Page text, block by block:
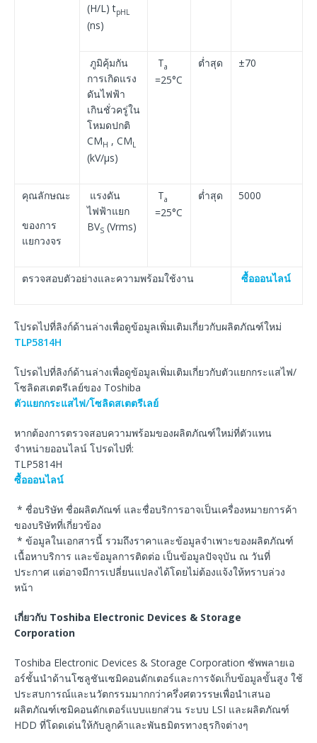
(H/L) tpHL
(ns)
ภูมิคุ้มกัน
การเกิดแรง
ดันไฟฟ้า
เกินชั่วครู่ใน
โหมดปกติ
CMH , CML
(kV/μs)
Ta
=25°C
ต่ำสุด ±70
คุณลักษณะ
ของการ
แยกวงจร
แรงดัน
ไฟฟ้าแยก
BVS (Vrms)
Ta
=25°C
ต่ำสุด 5000
ตรวจสอบตัวอย่างและความพร้อมใช้งาน ซื้อออนไลน์
โปรดไปที่ลิงก์ด้านล่างเพื่อดูข้อมูลเพิ่มเติมเกี่ยวกับผลิตภัณฑ์ใหม่
TLP5814H
โปรดไปที่ลิงก์ด้านล่างเพื่อดูข้อมูลเพิ่มเติมเกี่ยวกับตัวแยกกระแสไฟ/
โซลิดสเตตรีเลย์ของ Toshiba
ตัวแยกกระแสไฟ/โซลิดสเตตรีเลย์
หากต้องการตรวจสอบความพร้อมของผลิตภัณฑ์ใหม่ที่ตัวแทน
จำหน่ายออนไลน์ โปรดไปที่:
TLP5814H
ซื้อออนไลน์
* ชื่อบริษัท ชื่อผลิตภัณฑ์ และชื่อบริการอาจเป็นเครื่องหมายการค้า
ของบริษัทที่เกี่ยวข้อง
* ข้อมูลในเอกสารนี้ รวมถึงราคาและข้อมูลจำเพาะของผลิตภัณฑ์
เนื้อหาบริการ และข้อมูลการติดต่อ เป็นข้อมูลปัจจุบัน ณ วันที่
ประกาศ แต่อาจมีการเปลี่ยนแปลงได้โดยไม่ต้องแจ้งให้ทราบล่วง
หน้า
เกี่ยวกับ Toshiba Electronic Devices & Storage
Corporation
Toshiba Electronic Devices & Storage Corporation ซัพพลายเอ
อร์ชั้นนำด้านโซลูชันเซมิคอนดักเตอร์และการจัดเก็บข้อมูลขั้นสูง ใช้
ประสบการณ์และนวัตกรรมมากกว่าครึ่งศตวรรษเพื่อนำเสนอ
ผลิตภัณฑ์เซมิคอนดักเตอร์แบบแยกส่วน ระบบ LSI และผลิตภัณฑ์
HDD ที่โดดเด่นให้กับลูกค้าและพันธมิตรทางธุรกิจต่างๆ